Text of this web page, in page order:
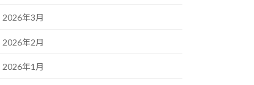
2026年3月
2026年2月
2026年1月